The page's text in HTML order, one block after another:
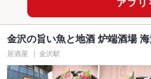
金沢の旨い魚と地酒 炉端酒場
居酒屋 金沢駅